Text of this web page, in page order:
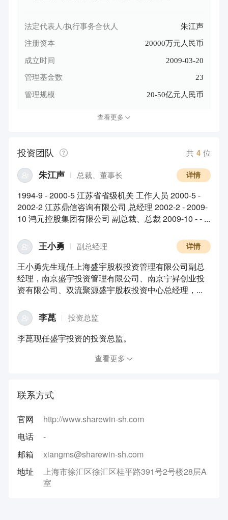
法定代表人/执行事务合伙人 朱江声
注册资本 20000万元人民币
成立时间 2009-03-20
管理基金数 23
管理规模 20-50亿元人民币
查看更多
投资团队 共 4 位
朱江声 总裁、董事长
1994-9 - 2000-5 江苏省省级机关 工作人员 2000-5 -
2002-2 江苏鼎信咨询有限公司 总经理 2002-2 - 2009-
10 鸿元控股集团有限公司 副总裁、总裁 2009-10 - - ...
详情
王小勇 副总经理
王小勇先生现任上海盛宇股权投资管理有限公司副总
经理，南京盛宇投资管理有限公司、南京宁昇创业投
资有限公司、双流聚源盛宇股权投资中心总经理，...
详情
李菎 投资总监
李菎现任盛宇投资的投资总监。
查看更多
联系方式
官网
http://www.sharewin-sh.com
电话
-
邮箱
xiangms@sharewin-sh.com
地址
上海市徐汇区徐汇区桂平路391号2号楼28层A
室